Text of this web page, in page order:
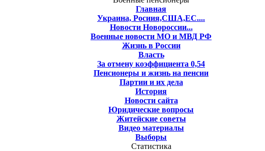
Главная
Украина, Росиия,США,ЕС....
Новости Новороссии...
Военные новости МО и МВД РФ
Жизнь в России
Власть
За отмену коэффициента 0,54
Пенсионеры и жизнь на пенсии
Партии и их дела
История
Новости сайта
Юридические вопросы
Житейские советы
Видео материалы
Выборы
Статистика